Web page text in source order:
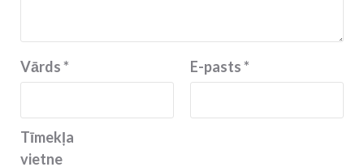
Vārds* E-pasts*
Tīmekļa
vietne